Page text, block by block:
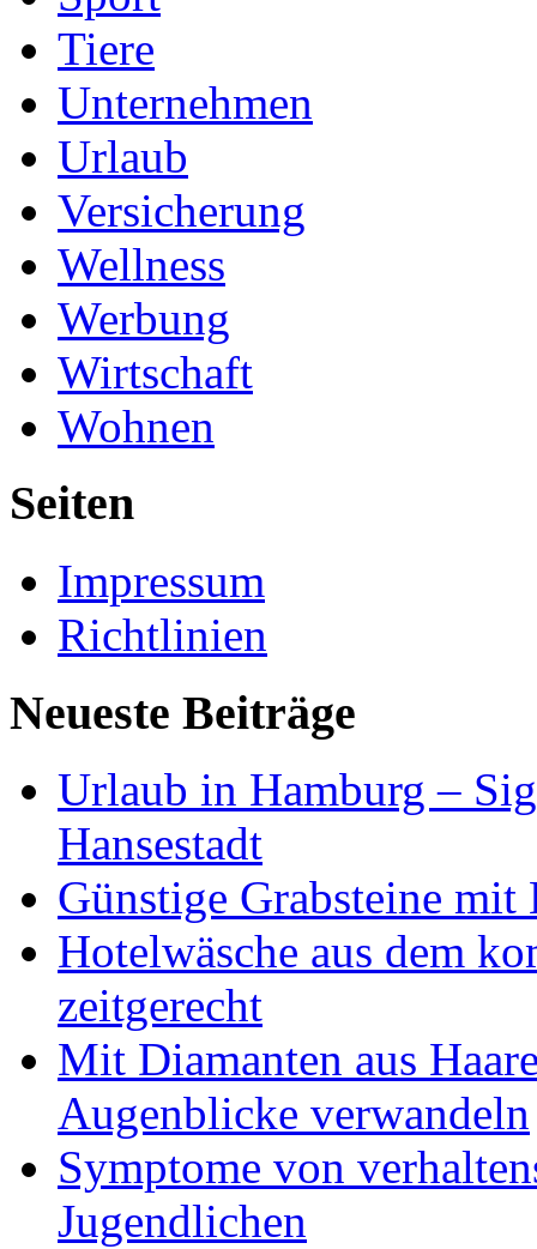
Tiere
Unternehmen
Urlaub
Versicherung
Wellness
Werbung
Wirtschaft
Wohnen
Seiten
Impressum
Richtlinien
Neueste Beiträge
Urlaub in Hamburg –
Hansestadt
Günstige Grabsteine mit
Hotelwäsche aus dem
zeitgerecht
Mit Diamanten aus
Augenblicke verwandeln
Symptome von
Jugendlichen